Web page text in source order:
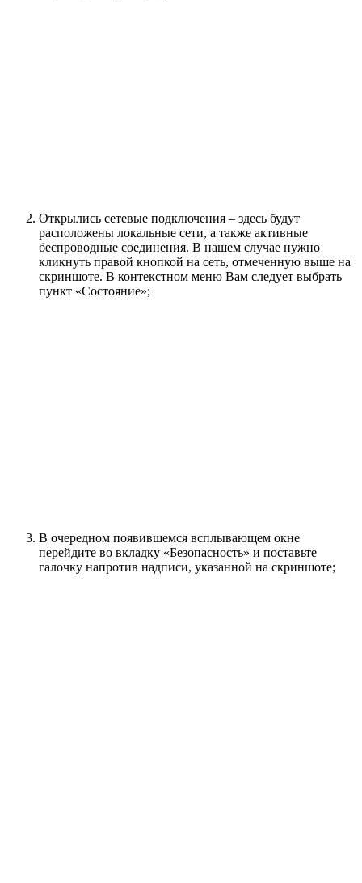
Открылись сетевые подключения – здесь будут
расположены локальные сети, а также активные
беспроводные соединения. В нашем случае нужно
кликнуть правой кнопкой на сеть, отмеченную выше на
скриншоте. В контекстном меню Вам следует выбрать
пункт «Состояние»;
В очередном появившемся всплывающем окне
перейдите во вкладку «Безопасность» и поставьте
галочку напротив надписи, указанной на скриншоте;